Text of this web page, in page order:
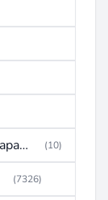
CDI(Ignicion por descarga de capacitor) (10)
(7326)